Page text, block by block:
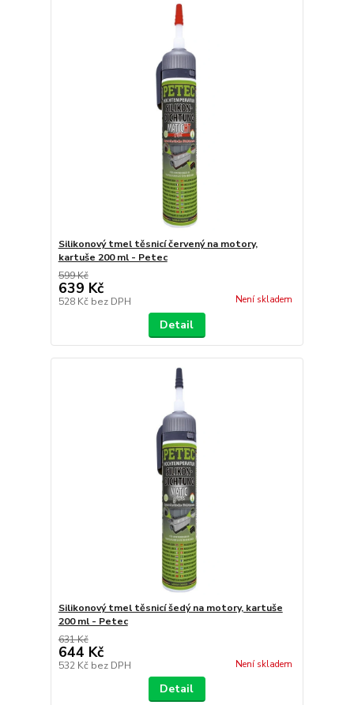
Silikonový tmel těsnicí červený na motory,
kartuše 200 ml - Petec
599 Kč
639 Kč
528 Kč bez DPH Není skladem
Detail
Silikonový tmel těsnicí šedý na motory, kartuše
200 ml - Petec
631 Kč
644 Kč
532 Kč bez DPH Není skladem
Detail